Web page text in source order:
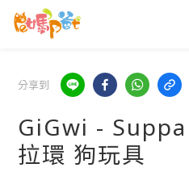
分享到
GiGwi -
拉環 狗玩具